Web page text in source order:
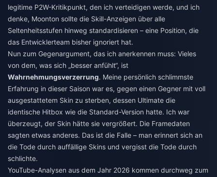
legitime P2W-Kritikpunkt, den ich verteidigen werde, und ich
denke, Moonton sollte die Skill-Anzeigen über alle
Seltenheitsstufen hinweg standardisieren – eine Position, die
das Entwicklerteam bisher ignoriert hat.
Nun zum Gegenargument, das ich anerkennen muss: Vieles
von dem, was sich „besser anfühlt“, ist
Wahrnehmungsverzerrung. Meine persönlich schlimmste
Erfahrung in dieser Saison war es, gegen einen Gegner mit voll
ausgestattetem Skin zu sterben, dessen Ultimate die
identische Hitbox wie die Standard-Version hatte. Ich war
überzeugt, der Skin hätte sie vergrößert. Die Framedaten
sagten etwas anderes. Das ist die Falle – man erinnert sich an
die Tode durch auffällige Skins und vergisst die Tode durch
schlichte.
YouTube-Analysen aus dem Jahr 2026 kommen durchweg zum